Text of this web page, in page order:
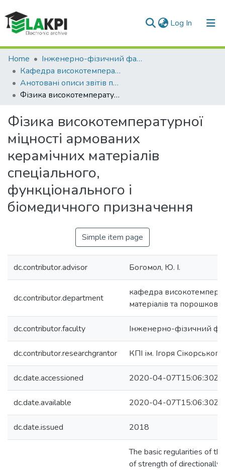
Log In (current)
Communities & Collections
All of DSpace
Statistics
Home
Інженерно-фізичний факультет (ІФФ)
Кафедра високотемпературних матеріалів та порошкової металургії (ВМПМ ІФФ)
Анотовані описи звітів про НДР (ВМПМ ІФФ)
Фізика високотемпературної міцності армованих керамічних матеріалів спеціального, функціонального і біомедичного призначення
Фізика високотемпературної
міцності армованих
керамічних матеріалів
спеціального,
функціонального і
біомедичного призначення
Simple item page
dc.contributor.advisor Богомол, Ю. І.
dc.contributor.department
кафедра
матеріалів та
dc.contributor.faculty Інженерно-фізичний
dc.contributor.researchgrantor КПІ ім. Ігоря Сікорського
dc.date.accessioned 2020-04-07T15:06:30Z
dc.date.available 2020-04-07T15:06:30Z
dc.date.issued 2018
The basic regularities of
of strength of directionally